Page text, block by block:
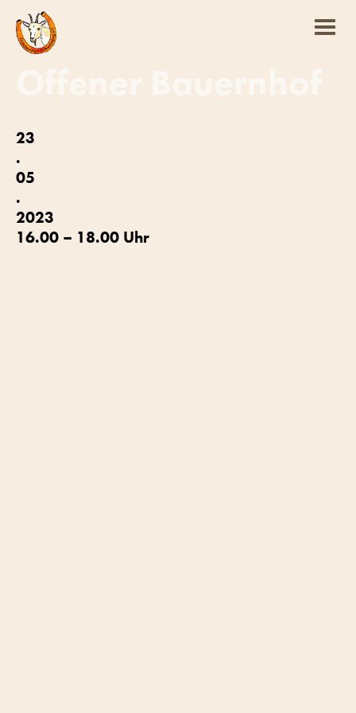
23
.
05
.
2023
16.00 – 18.00 Uhr